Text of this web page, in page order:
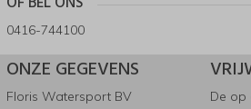
0416-744100
ONZE GEGEVENS
Floris Watersport BV
De op